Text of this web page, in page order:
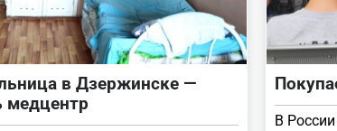
в Дзержинске —
медцентр
В